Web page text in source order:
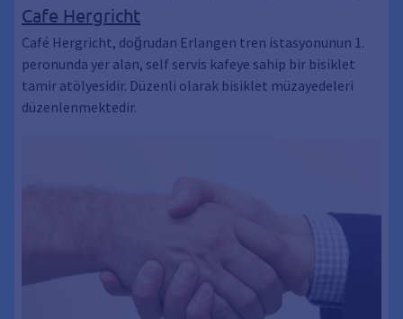
Atölye Çalışması, Kargo bisikletleri, Kiralık, Bisiklet park tesisi,
ONARIM, Onarım, Bisiklet tamiri, Bisiklet atölyesi, Kargo bisikleti,
Taşıma tekerleği, Taşıma bisikleti, Bisiklet römorku, Kargo bisikleti
Cafe Hergricht
Café Hergricht, doğrudan Erlangen tren istasyonunun 1.
peronunda yer alan, self servis kafeye sahip bir bisiklet
tamir atölyesidir. Düzenli olarak bisiklet müzayedeleri
düzenlenmektedir.